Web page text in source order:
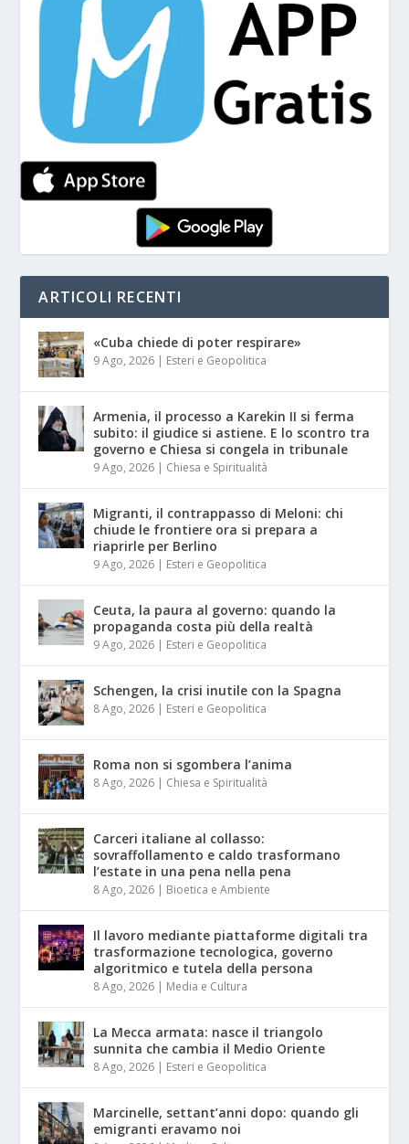
ARTICOLI RECENTI
«Cuba chiede di poter respirare»
9 Ago, 2026 | Esteri e Geopolitica
Armenia, il processo a Karekin II si ferma
subito: il giudice si astiene. E lo scontro tra
governo e Chiesa si congela in tribunale
9 Ago, 2026 | Chiesa e Spiritualità
Migranti, il contrappasso di Meloni: chi
chiude le frontiere ora si prepara a
riaprirle per Berlino
9 Ago, 2026 | Esteri e Geopolitica
Ceuta, la paura al governo: quando la
propaganda costa più della realtà
9 Ago, 2026 | Esteri e Geopolitica
Schengen, la crisi inutile con la Spagna
8 Ago, 2026 | Esteri e Geopolitica
Roma non si sgombera l’anima
8 Ago, 2026 | Chiesa e Spiritualità
Carceri italiane al collasso:
sovraffollamento e caldo trasformano
l’estate in una pena nella pena
8 Ago, 2026 | Bioetica e Ambiente
Il lavoro mediante piattaforme digitali tra
trasformazione tecnologica, governo
algoritmico e tutela della persona
8 Ago, 2026 | Media e Cultura
La Mecca armata: nasce il triangolo
sunnita che cambia il Medio Oriente
8 Ago, 2026 | Esteri e Geopolitica
Marcinelle, settant’anni dopo: quando gli
emigranti eravamo noi